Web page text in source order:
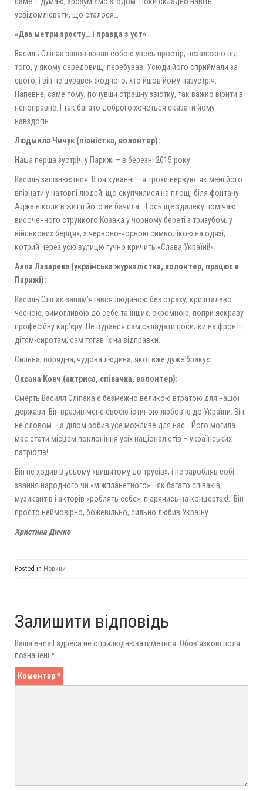
усвідомлювати, що сталося…
«Два метри зросту… і правда з уст»
Василь Сліпак заповнював собою увесь простір, незалежно від
того, у якому середовищі перебував. Усюди його сприймали за
свого, і він не цурався жодного, хто йшов йому назустріч.
Напевне, саме тому, почувши страшну звістку, так важко вірити в
непоправне. І так багато доброго хочеться сказати йому
навздогін.
Людмила Чичук (піаністка, волонтер):
Наша перша зустріч у Парижі – в березні 2015 року.
Василь запізнюється. В очікуванні – я трохи нервую: як мені його
впізнати у натовпі людей, що скупчилися на площі біля фонтану.
Адже ніколи в житті його не бачила… І ось ще здалеку помічаю
височенного стрункого Козака у чорному береті з тризубом, у
військових берцях, з червоно-чорною символікою на одязі,
котрий через усю вулицю гучно кричить «Слава Україні!»
Алла Лазарева (українська журналістка, волонтер, працює в
Парижі):
Василь Сліпак запам’ятався людиною без страху, кришталево
чесною, вимогливою до себе та інших, скромною, попри яскраву
професійну кар’єру. Не цурався сам складати посилки на фронт і
дітям-сиротам, сам тягав їх на відправки.
Сильна, порядна, чудова людина, якої вже дуже бракує.
Оксана Ковч (актриса, співачка, волонтер):
Смерть Василя Сліпака є безмежно великою втратою для нашої
держави. Він вразив мене своєю істиною любов’ю до України. Він
не словом – а ділом робив усе можливе для нас… Його могила
має стати місцем поклоніння усіх націоналістів – українських
патріотів!
Він не ходив в усьому «вишитому до трусів», і не заробляв собі
звання народного чи «міжпланетного»… як багато співаків,
музикантів і акторів «роблять себе», піарячись на концертах!.. Він
просто неймовірно, божевільно, сильно любив Україну.
Христина Дичко
Posted in Новини
Залишити відповідь
Ваша e-mail адреса не оприлюднюватиметься. Обов’язкові поля
позначені *
Коментар*